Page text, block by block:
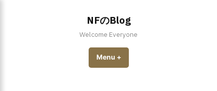
NFのBlog
Welcome Everyone
Menu +expanded
collapsed